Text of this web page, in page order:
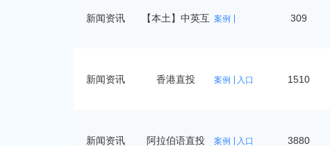
新闻资讯
【本土】中英互 案例 309
新闻资讯 香港直投 案例 入口 1510
新闻资讯 阿拉伯语直投 案例 入口 3880